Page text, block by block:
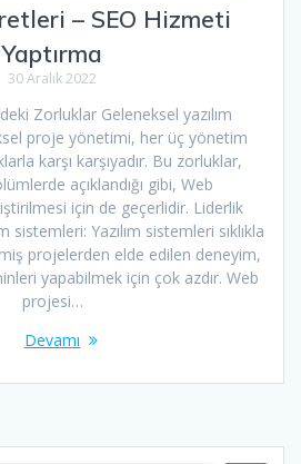
– SEO Hizmeti
Yaptırma
30 Aralık 2022
Zorluklar Geleneksel yazılım
proje yönetimi, her üç yönetim
karşı karşıyadır. Bu zorluklar,
açıklandığı gibi, Web
için de geçerlidir. Liderlik
sistemleri: Yazılım sistemleri sıklıkla
projelerden elde edilen deneyim,
yapabilmek için çok azdır. Web
projesi…
Devamı